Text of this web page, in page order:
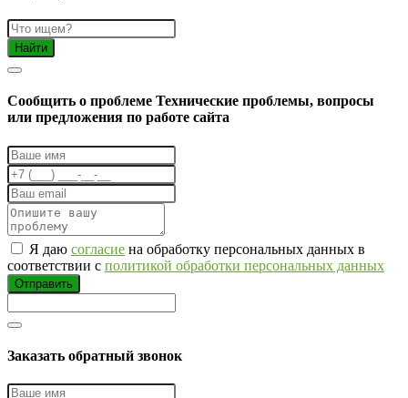
Найти
Cообщить о проблеме Технические проблемы, вопросы
или предложения по работе сайта
Я даю согласие на обработку персональных данных в
соответствии с политикой обработки персональных данных
Отправить
Заказать обратный звонок